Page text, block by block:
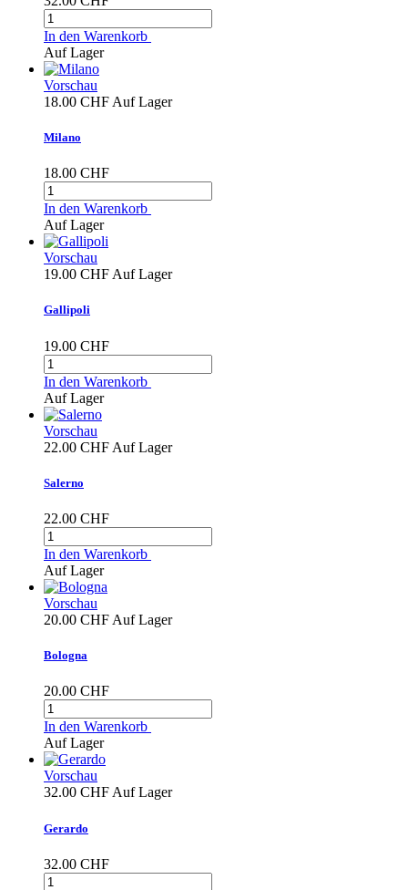
In den Warenkorb
Auf Lager
Vorschau
18.00 CHF Auf Lager
Milano
18.00 CHF
In den Warenkorb
Auf Lager
Vorschau
19.00 CHF Auf Lager
Gallipoli
19.00 CHF
In den Warenkorb
Auf Lager
Vorschau
22.00 CHF Auf Lager
Salerno
22.00 CHF
In den Warenkorb
Auf Lager
Vorschau
20.00 CHF Auf Lager
Bologna
20.00 CHF
In den Warenkorb
Auf Lager
Vorschau
32.00 CHF Auf Lager
Gerardo
32.00 CHF